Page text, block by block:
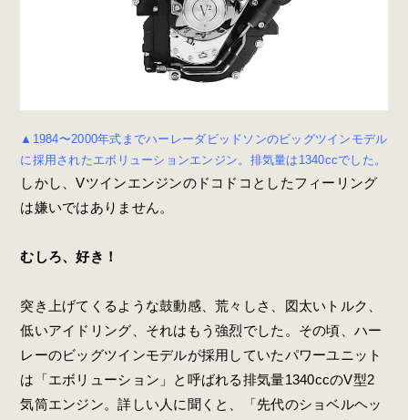
▲1984〜2000年式までハーレーダビッドソンのビッグツインモデル
に採用されたエボリューションエンジン。排気量は1340ccでした。
しかし、Vツインエンジンのドコドコとしたフィーリング
は嫌いではありません。
むしろ、好き！
突き上げてくるような鼓動感、荒々しさ、図太いトルク、
低いアイドリング、それはもう強烈でした。その頃、ハー
レーのビッグツインモデルが採用していたパワーユニット
は「エボリューション」と呼ばれる排気量1340ccのV型2
気筒エンジン。詳しい人に聞くと、「先代のショベルヘッ